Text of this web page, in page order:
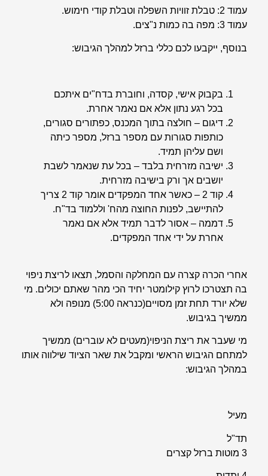
עמוד 2: טבלת זוויות השפלה וטבלת קודי חימוש.
עמוד 3: מפה בה כמות נ"צים.
בנוסף, ייקבעו לכם כללי ברזל למהלך הגיבוש:
בקבוק אישי, קסדה, וחוברת בדח"ים איתכם
בכל רגע נתון אלא אם נאמר אחרת.
דיגום – חולצה בתוך המכנס, כפתורים סגורים,
כותפות סגורות עם מספר ברזל, מספר כיתה
ושם עליהן תמיד.
ישיבה מזרחית בלבד – בכל עת שנאמר לשבת
יושבים אך ורק בישיבה מזרחית.
קוד 2 – כאשר אחד המפקדים אומר קוד 2 צריך
להתיישב, לפנות החוצה מהח' וללמוד בד"ח.
דממה – אסור לדבר תמיד אלא אם נאמר
אחרת על ידי אחד המפקדים.
אחרי הכרה קצרה עם המחלקה והסמל, תצאו לריצת ניפוי
בה תצטרכו לרוץ קילומטר יחיד הכי מהר שאתם יכולים. מי
שלא יורד תחת זמן מסויים(כנראה 5:00) מנופה ולא
ממשיך בגיבוש.
מי שעבר את ריצת הניפוי(מעטים לא עוברים) ממשיך
למתחם הגיבוש הראשי ומקבל את שאר הציוד שילווה אותו
במהלך הגיבוש:
מעיל
תד"ל
3 מוטות ברזל קצרים